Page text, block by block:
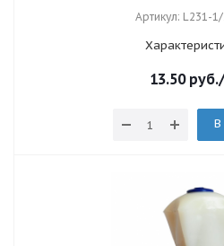
Артикул: L231-
13.50руб.
В